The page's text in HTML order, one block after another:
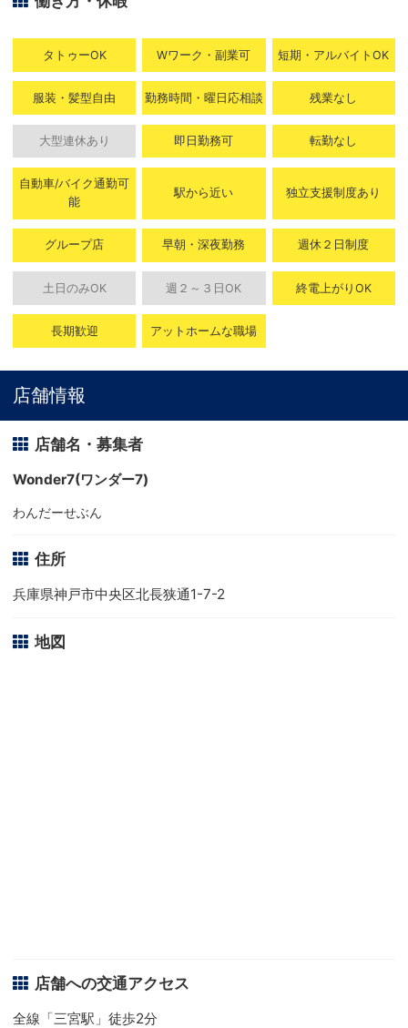
タトゥーOK Wワーク・副業可 短期・アルバイトOK
服装・髪型自由 勤務時間・曜日応相談 残業なし
大型連休あり 即日勤務可 転勤なし
自動車/バイク通勤可
能
駅から近い 独立支援制度あり
グループ店 早朝・深夜勤務 週休２日制度
土日のみOK 週２～３日OK 終電上がりOK
長期歓迎 アットホームな職場
店舗情報
店舗名・募集者
Wonder7(ワンダー7)
わんだーせぶん
住所
兵庫県神戸市中央区北長狭通1-7-2
地図
店舗への交通アクセス
全線「三宮駅」徒歩2分